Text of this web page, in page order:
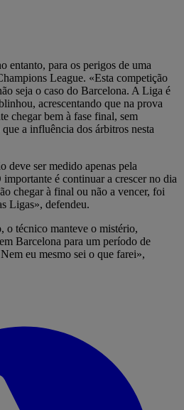
entanto, para os perigos de uma
League. «Esta competição
seja o caso do Barcelona. A Liga é
acrescentando que na prova
chegar bem à fase final, sem
a influência dos árbitros nesta
deve ser medido apenas pela
é continuar a crescer no dia
chegar à final ou não a vencer, foi
Ligas», defendeu.
o técnico manteve o mistério,
Barcelona para um período de
eu mesmo sei o que farei»,